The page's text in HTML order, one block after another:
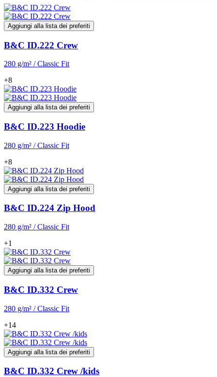
Aggiungi alla lista dei preferiti
B&C ID.222 Crew
280 g/m² / Classic Fit
+8
Aggiungi alla lista dei preferiti
B&C ID.223 Hoodie
280 g/m² / Classic Fit
+8
Aggiungi alla lista dei preferiti
B&C ID.224 Zip Hood
280 g/m² / Classic Fit
+1
Aggiungi alla lista dei preferiti
B&C ID.332 Crew
280 g/m² / Classic Fit
+14
Aggiungi alla lista dei preferiti
B&C ID.332 Crew /kids